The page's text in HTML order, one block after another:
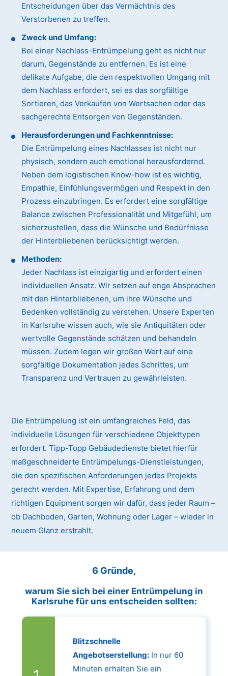
Entscheidungen über das Vermächtnis des
Verstorbenen zu treffen.
Zweck und Umfang:
Bei einer Nachlass-Entrümpelung geht es nicht nur
darum, Gegenstände zu entfernen. Es ist eine
delikate Aufgabe, die den respektvollen Umgang mit
dem Nachlass erfordert, sei es das sorgfältige
Sortieren, das Verkaufen von Wertsachen oder das
sachgerechte Entsorgen von Gegenständen.
Herausforderungen und Fachkenntnisse:
Die Entrümpelung eines Nachlasses ist nicht nur
physisch, sondern auch emotional herausfordernd.
Neben dem logistischen Know-how ist es wichtig,
Empathie, Einfühlungsvermögen und Respekt in den
Prozess einzubringen. Es erfordert eine sorgfältige
Balance zwischen Professionalität und Mitgefühl, um
sicherzustellen, dass die Wünsche und Bedürfnisse
der Hinterbliebenen berücksichtigt werden.
Methoden:
Jeder Nachlass ist einzigartig und erfordert einen
individuellen Ansatz. Wir setzen auf enge Absprachen
mit den Hinterbliebenen, um ihre Wünsche und
Bedenken vollständig zu verstehen. Unsere Experten
in Karlsruhe wissen auch, wie sie Antiquitäten oder
wertvolle Gegenstände schätzen und behandeln
müssen. Zudem legen wir großen Wert auf eine
sorgfältige Dokumentation jedes Schrittes, um
Transparenz und Vertrauen zu gewährleisten.
Die Entrümpelung ist ein umfangreiches Feld, das
individuelle Lösungen für verschiedene Objekttypen
erfordert. Tipp-Topp Gebäudedienste bietet hierfür
maßgeschneiderte Entrümpelungs-Dienstleistungen,
die den spezifischen Anforderungen jedes Projekts
gerecht werden. Mit Expertise, Erfahrung und dem
richtigen Equipment sorgen wir dafür, dass jeder Raum –
ob Dachboden, Garten, Wohnung oder Lager – wieder in
neuem Glanz erstrahlt.
6 Gründe,
warum Sie sich bei einer Entrümpelung in
Karlsruhe für uns entscheiden sollten:
Blitzschnelle
Angebotserstellung:In nur 60
Minuten erhalten Sie ein